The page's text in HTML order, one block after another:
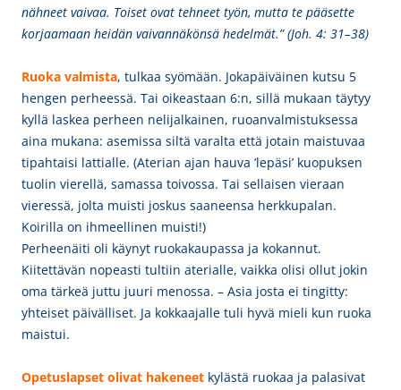
nähneet vaivaa. Toiset ovat tehneet työn, mutta te pääsette
korjaamaan heidän vaivannäkönsä hedelmät.” (Joh. 4: 31–38)
Ruoka valmista, tulkaa syömään. Jokapäiväinen kutsu 5
hengen perheessä. Tai oikeastaan 6:n, sillä mukaan täytyy
kyllä laskea perheen nelijalkainen, ruoanvalmistuksessa
aina mukana: asemissa siltä varalta että jotain maistuvaa
tipahtaisi lattialle. (Aterian ajan hauva ’lepäsi’ kuopuksen
tuolin vierellä, samassa toivossa. Tai sellaisen vieraan
vieressä, jolta muisti joskus saaneensa herkkupalan.
Koirilla on ihmeellinen muisti!)
Perheenäiti oli käynyt ruokakaupassa ja kokannut.
Kiitettävän nopeasti tultiin aterialle, vaikka olisi ollut jokin
oma tärkeä juttu juuri menossa. – Asia josta ei tingitty:
yhteiset päivälliset. Ja kokkaajalle tuli hyvä mieli kun ruoka
maistui.
Opetuslapset olivat hakeneet kylästä ruokaa ja palasivat